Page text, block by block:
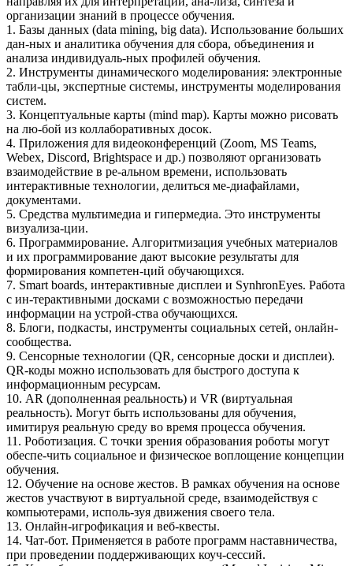
организации знаний в процессе обучения.
1. Базы данных (data mining, big data). Использование больших
дан-ных и аналитика обучения для сбора, объединения и
анализа индивидуаль-ных профилей обучения.
2. Инструменты динамического моделирования: электронные
табли-цы, экспертные системы, инструменты моделирования
систем.
3. Концептуальные карты (mind map). Карты можно рисовать
на лю-бой из коллаборативных досок.
4. Приложения для видеоконференций (Zoom, MS Teams,
Webex, Discord, Brightspace и др.) позволяют организовать
взаимодействие в ре-альном времени, использовать
интерактивные технологии, делиться ме-диафайлами,
документами.
5. Средства мультимедиа и гипермедиа. Это инструменты
визуализа-ции.
6. Программирование. Алгоритмизация учебных материалов
и их программирование дают высокие результаты для
формирования компетен-ций обучающихся.
7. Smart boards, интерактивные дисплеи и SynhronEyes. Работа
с ин-терактивными досками с возможностью передачи
информации на устрой-ства обучающихся.
8. Блоги, подкасты, инструменты социальных сетей, онлайн-
сообщества.
9. Сенсорные технологии (QR, сенсорные доски и дисплеи).
QR-коды можно использовать для быстрого доступа к
информационным ресурсам.
10. AR (дополненная реальность) и VR (виртуальная
реальность). Могут быть использованы для обучения,
имитируя реальную среду во время процесса обучения.
11. Роботизация. С точки зрения образования роботы могут
обеспе-чить социальное и физическое воплощение концепции
обучения.
12. Обучение на основе жестов. В рамках обучения на основе
жестов участвуют в виртуальной среде, взаимодействуя с
компьютерами, исполь-зуя движения своего тела.
13. Онлайн-игрофикация и веб-квесты.
14. Чат-бот. Применяется в работе программ наставничества,
при проведении поддерживающих коуч-сессий.